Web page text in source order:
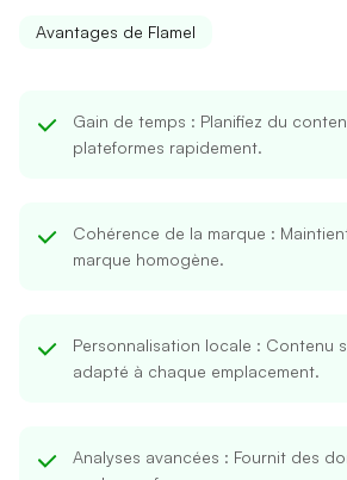
Avantages de Flamel
Gain de temps : Planifiez du
plateformes rapidement.
Cohérence de la marque :
marque homogène.
Personnalisation locale : Contenu
adapté à chaque emplacement.
Analyses avancées : Fournit des